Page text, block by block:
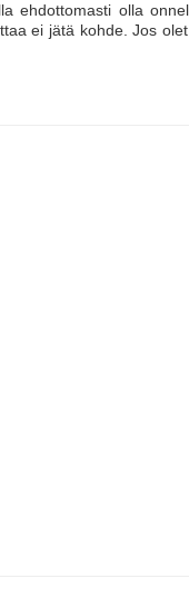
ehdottomasti olla
ei jätä kohde. Jos